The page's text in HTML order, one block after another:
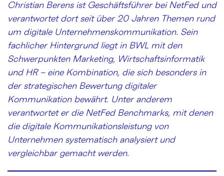
Christian Berens ist Geschäftsführer bei NetFed und
verantwortet dort seit über 20 Jahren Themen rund
um digitale Unternehmenskommunikation. Sein
fachlicher Hintergrund liegt in BWL mit den
Schwerpunkten Marketing, Wirtschaftsinformatik
und HR – eine Kombination, die sich besonders in
der strategischen Bewertung digitaler
Kommunikation bewährt. Unter anderem
verantwortet er die NetFed Benchmarks, mit denen
die digitale Kommunikationsleistung von
Unternehmen systematisch analysiert und
vergleichbar gemacht werden.